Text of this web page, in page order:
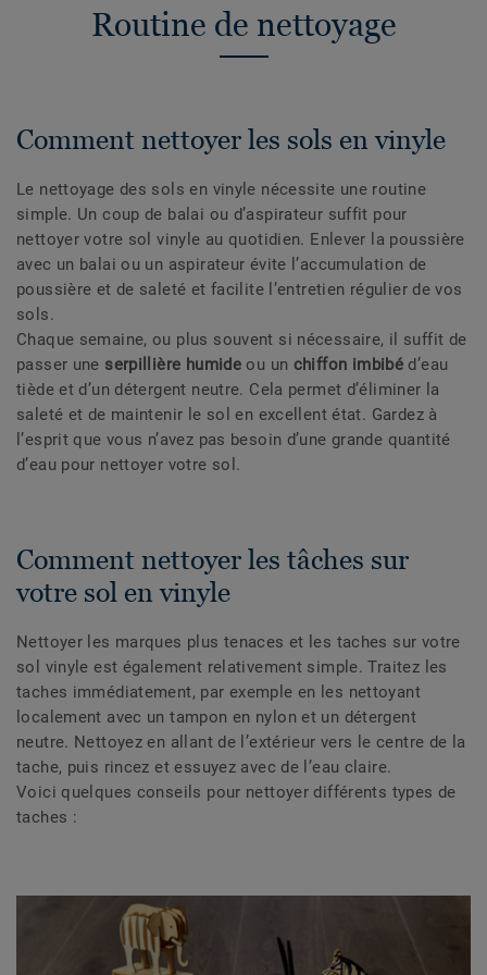
Routine de nettoyage
Comment nettoyer les sols en vinyle
Le nettoyage des sols en vinyle nécessite une routine
simple. Un coup de balai ou d’aspirateur suffit pour
nettoyer votre sol vinyle au quotidien. Enlever la poussière
avec un balai ou un aspirateur évite l’accumulation de
poussière et de saleté et facilite l’entretien régulier de vos
sols.
Chaque semaine, ou plus souvent si nécessaire, il suffit de
passer une serpillière humide ou un chiffon imbibé d’eau
tiède et d’un détergent neutre. Cela permet d’éliminer la
saleté et de maintenir le sol en excellent état. Gardez à
l’esprit que vous n’avez pas besoin d’une grande quantité
d’eau pour nettoyer votre sol.
Comment nettoyer les tâches sur
votre sol en vinyle
Nettoyer les marques plus tenaces et les taches sur votre
sol vinyle est également relativement simple. Traitez les
taches immédiatement, par exemple en les nettoyant
localement avec un tampon en nylon et un détergent
neutre. Nettoyez en allant de l’extérieur vers le centre de la
tache, puis rincez et essuyez avec de l’eau claire.
Voici quelques conseils pour nettoyer différents types de
taches :